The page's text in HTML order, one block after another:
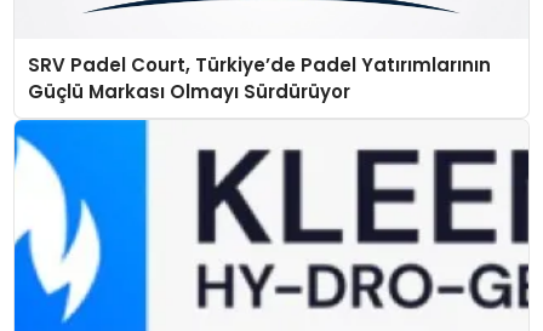
SRV Padel Court, Türkiye’de Padel Yatırımlarının
Güçlü Markası Olmayı Sürdürüyor